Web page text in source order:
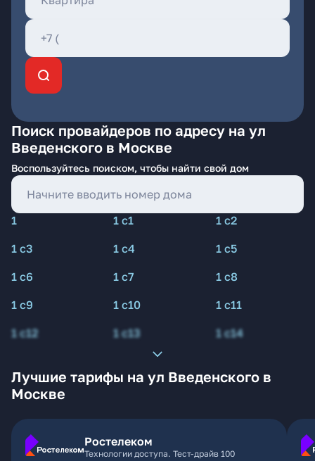
Поиск провайдеров по адресу на ул
Введенского в Москве
Воспользуйтесь поиском, чтобы найти свой дом
1 1 с1
1 с2
1 с3
1 с4
1 с5
1 с6
1 с7
1 с8
1 с9
1 с10
1 с11
1 с12
1 с13 1 с14
Лучшие тарифы на ул Введенского в
Москве
Ростелеком
Технологии доступа. Тест-драйв 100